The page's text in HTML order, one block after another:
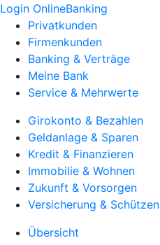
Login OnlineBanking
Privatkunden
Firmenkunden
Banking & Verträge
Meine Bank
Service & Mehrwerte
Girokonto & Bezahlen
Geldanlage & Sparen
Kredit & Finanzieren
Immobilie & Wohnen
Zukunft & Vorsorgen
Versicherung & Schützen
Übersicht